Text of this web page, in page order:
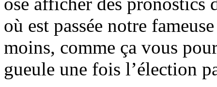
où est passée notre
moins, comme ça vous
gueule une fois l’élection